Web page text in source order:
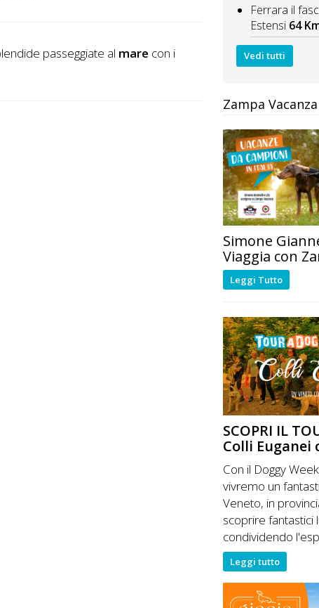
passeggiate al mare con i
Ferrara il
Estensi 64
Vedi tutti
Zampa
Simone
Viaggia con
Leggi Tutto
SCOPRI IL
Colli Euganei
Con il Doggy
vivremo un
Veneto, in
scoprire fantastici
condividendo
Leggi tutto